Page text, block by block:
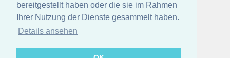
bereitgestellt haben oder die sie im Rahmen
Ihrer Nutzung der Dienste gesammelt haben.
Details ansehen